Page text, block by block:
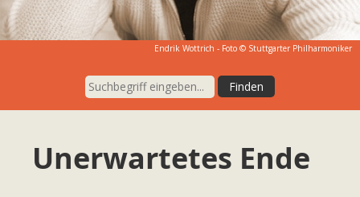
Endrik Wottrich - Foto © Stuttgarter Philharmoniker
Unerwartetes Ende